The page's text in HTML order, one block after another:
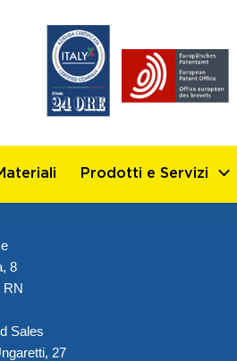
Prodotti e Servizi
8
RN
Sales
27